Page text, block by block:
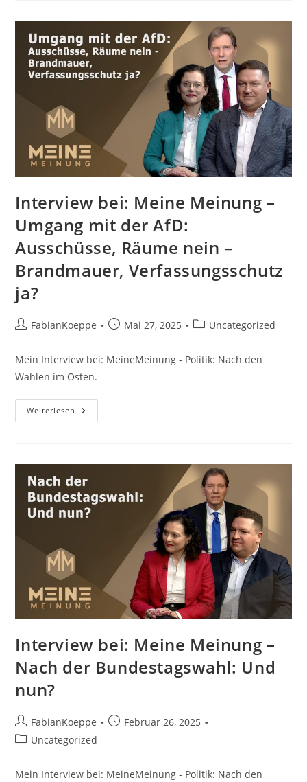
Demokratie:
Störer
Bei
Interviews
Und
Reden,
Abgedrehte
Gut?
Interview bei: Meine Meinung –
Umgang mit der AfD:
Ausschüsse, Räume nein –
Brandmauer, Verfassungsschutz
ja?
Beitrags-
FabianKoeppe
BeitragMai 27, 2025
Beitrags-
Uncategorized
Mein Interview bei: MeineMeinung - Politik: Nach den
Wahlen im Osten.
Weiterlesen Interview
Bei:
Mit
Der
AfD:
Ausschüsse,
Räume
Nein
Brandmauer,
Verfassungsschutz
Ja?
Interview bei: Meine Meinung –
Nach der Bundestagswahl: Und
nun?
Beitrags-
Autor:
FabianKoeppe
BeitragFebruar 26, 2025
Beitrags-
Uncategorized
Mein Interview bei: MeineMeinung - Politik: Nach den